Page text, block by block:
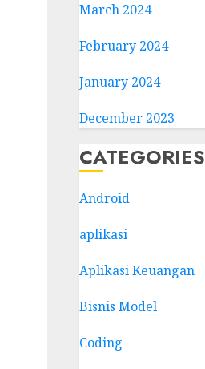
March 2024
February 2024
January 2024
December 2023
CATEGORIES
Android
aplikasi
Aplikasi Keuangan
Bisnis Model
Coding